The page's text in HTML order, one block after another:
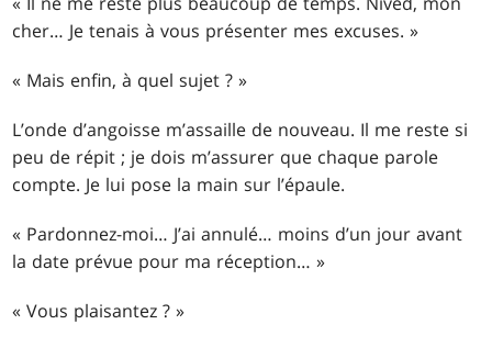
cher… Je tenais à vous présenter mes excuses. »
« Mais enfin, à quel sujet ? »
L’onde d’angoisse m’assaille de nouveau. Il me reste si
peu de répit ; je dois m’assurer que chaque parole
compte. Je lui pose la main sur l’épaule.
« Pardonnez-moi… J’ai annulé… moins d’un jour avant
la date prévue pour ma réception… »
« Vous plaisantez ? »